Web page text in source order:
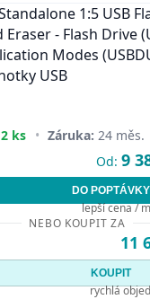
1:5 USB
- Flash Drive
Modes
USB
ks • Záruka: 24 měs.
Od: 9
DO POPTÁVKY
lepší cena /
NEBO KOUPIT ZA
11
KOUPIT
rychlá